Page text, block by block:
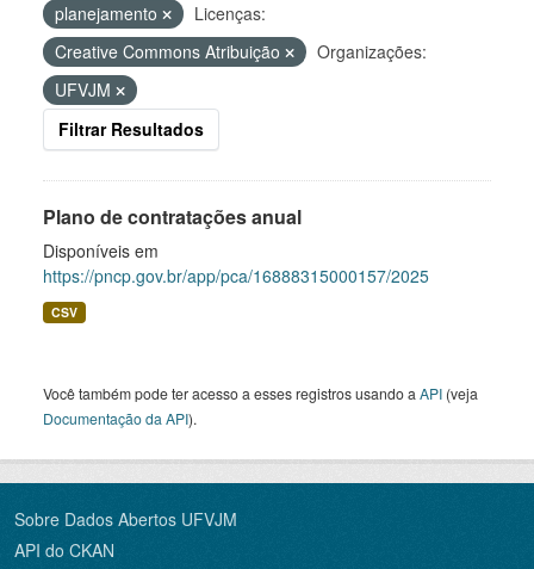
planejamento
Licenças:
Creative Commons Atribuição
Organizações:
UFVJM
Filtrar Resultados
Plano de contratações anual
Disponíveis em
https://pncp.gov.br/app/pca/16888315000157/2025
CSV
Você também pode ter acesso a esses registros usando a API (veja
Documentação da API).
Sobre Dados Abertos UFVJM
API do CKAN